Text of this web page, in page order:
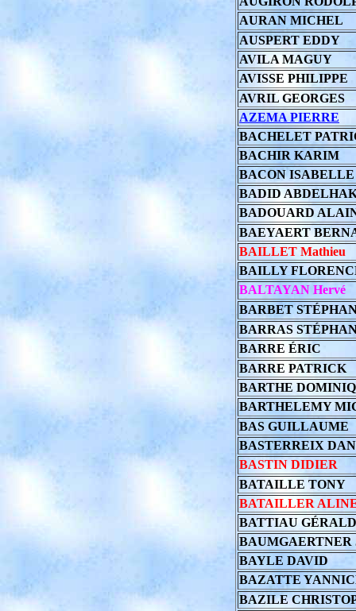
AURAN MICHEL
AUSPERT EDDY
AVILA MAGUY
AVISSE PHILIPPE
AVRIL GEORGES
AZEMA PIERRE
BACHELET
BACHIR KARIM
BACON ISABELLE
BADID
BADOUARD
BAEYAERT
BAILLET Mathieu
BAILLY
BALTAYAN Hervé
BARBET
BARRAS
BARRE ÉRIC
BARRE PATRICK
BARTHE
BARTHELEMY
BAS GUILLAUME
BASTERREIX
BASTIN DIDIER
BATAILLE TONY
BATAILLER
BATTIAU GÉRALD
BAUMGAERTNER
BAYLE DAVID
BAZATTE
BAZILE